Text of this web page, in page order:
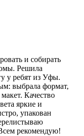
и собирать
Решила
у ребят из Уфы.
выбрала формат,
Качество
яркие и
упакован
рекомендую!